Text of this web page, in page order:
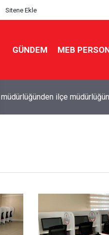
Sitene Ekle
GÜNDEM MEB
ilçe